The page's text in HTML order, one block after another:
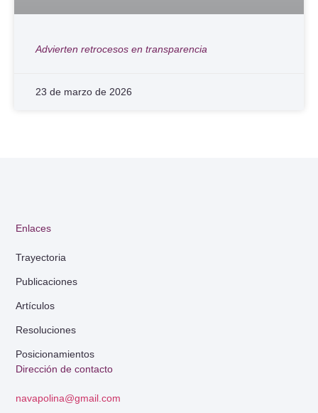
Advierten retrocesos en transparencia
23 de marzo de 2026
Dirección de contacto
navapolina@gmail.com
Enlaces
Trayectoria
Publicaciones
Artículos
Resoluciones
Posicionamientos